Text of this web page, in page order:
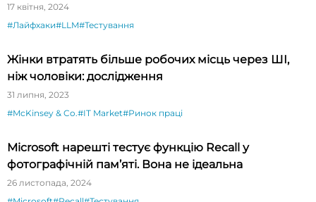
17 квітня, 2024
#Лайфхаки#LLM#Тестування
Жінки втратять більше робочих місць через ШІ,
ніж чоловіки: дослідження
31 липня, 2023
#McKinsey & Co.#IT Market#Ринок праці
Microsoft нарешті тестує функцію Recall у
фотографічній пам’яті. Вона не ідеальна
26 листопада, 2024